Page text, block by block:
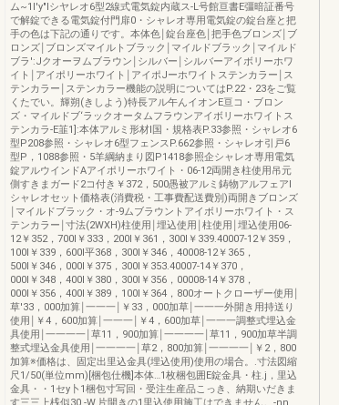
ム~1I'y"lシヤレオ6型2線式電気錠内蔵ス-L号館亘書E彊暗証番号
で解錠できる電気錠付門扉0・シャレオ専用電気錠の錠台座と把
手の色は下記の通りです。本体色￨錠台座色￨把手色ブロンズ￨ブ
ロンズ￨ブロンズマイルトブラック￨マイルドブラック￨マイルド
ブラ':Jクオーヲムブラウン￨シルバー￨シルバーアイボリーホワ
イト￨アイポリーホワイト￨アイポJーホワイトステンカラー￨ス
テンカラー￨ステンカラー機能の説明についてはP.22・23をご覧
くたでい。輝朔(きしよう)特長アル午んイオンE亘コ・ブロン
ズ・マイルドブ‘ラックオータムフラウンアイボリーホワイトス
テンカラ-E韮1]:本体アルミ形材l国・規格表P.33参照・シャレオ6
型P208参照・シャレオ6型フェンスP.662参照・シャレオ引戸6
型P，1088参照・5羊綱納まり図P1418参照企シャレオ専用電気
錠アルウインドAアイポリーホワイト・06-12両開き柱使用吊元
側すきまガード2コ付き￥372，500愚被アルミ鋳物アルフェアl
シャレオセット価格表(消費税・工事費配送費別)両開きブロンズ
￨マイルドブラック・オ-9ムブラウントアイボリーホワイト・ス
テンカラー￨寸法(2WXH)柱使用￨埋込使用￨柱使用￨埋込使用06-
12￥352，700I￥333，200I￥361，300I￥339.40007-12￥359，
100I￥339，600I平368，300I￥346，40008-12￥365，
500I￥346，000I￥375，300I￥353.40007-14￥370，
000I￥348，400I￥380，300I￥356，00008-14￥378，
000I￥356，400I￥389，100I￥364，800オートクローザー使用￨
草'33，000加算￨一一一￨￥33，000加草￨一一一外開き用持送り
使用￨￥4，600加算￨一一一￨￥4，600加草￨一一一調整式埋込金
具使用￨一一一一￨草11，900加算￨一一一一￨草11，900加草半調
整式埋込金具使用￨一一一一￨草2，800加算￨一一一一￨￥2，800
加算※価格は、固定出里込金具(埋込使用)使用の場合。.寸法図縮
尺1/50(単位mm)[梱包仕機]本体…1枚梱包囲E錠金具・柱.j，里込
金具・・1セy卜1梱包寸写回・受注生産品こっき、納期いだきま